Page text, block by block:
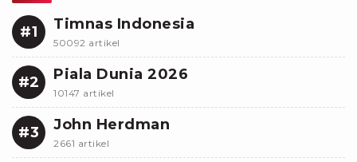
#1 Timnas Indonesia
50092 artikel
#2 Piala Dunia 2026
10147 artikel
#3 John Herdman
2661 artikel